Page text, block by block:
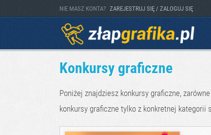
NIE MASZ KONTA? ZAREJESTRUJ SIĘ / ZALOGUJ SIĘ
Konkursy graficzne
Poniżej znajdziesz konkursy graficzne,
konkursy graficzne tylko z konkretnej